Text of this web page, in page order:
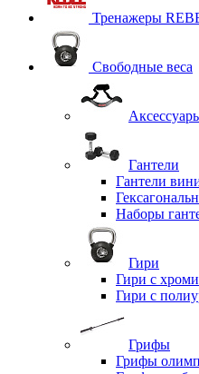
Тренажеры
Свободные веса
Гантели
Гантели
Наборы
Гири
Гири с
Гири с
Грифы
Грифы